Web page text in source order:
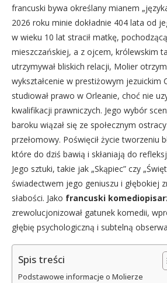
francuski bywa określany mianem
2026 roku minie dokładnie 404 lata od
w wieku 10 lat stracił matkę,
mieszczańskiej, a z ojcem, królewskim
utrzymywał bliskich relacji, Molier
wykształcenie w prestiżowym jezuickim
studiował prawo w Orleanie, choć nie
kwalifikacji prawniczych. Jego wybór
baroku wiązał się ze społecznym
przełomowy. Poświęcił życie tworzeniu
które do dziś bawią i skłaniają do
Jego sztuki, takie jak „Skąpiec” czy
świadectwem jego geniuszu i głębokiej
słabości. Jako francuski
zrewolucjonizował gatunek komedii,
głębię psychologiczną i subtelną
Spis treści
Podstawowe informacje o Molierze